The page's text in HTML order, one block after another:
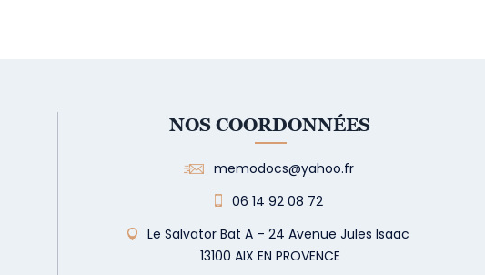
NOS COORDONNÉES
memodocs@yahoo.fr
06 14 92 08 72
Le Salvator Bat A – 24 Avenue Jules Isaac
13100 AIX EN PROVENCE